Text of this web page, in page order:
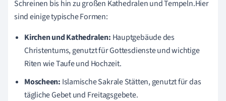
Schreinen bis hin zu großen Kathedralen und Tempeln.Hier
sind einige typische Formen:
Kirchen und Kathedralen: Hauptgebäude des
Christentums, genutzt für Gottesdienste und wichtige
Riten wie Taufe und Hochzeit.
Moscheen: Islamische Sakrale Stätten, genutzt für das
tägliche Gebet und Freitagsgebete.